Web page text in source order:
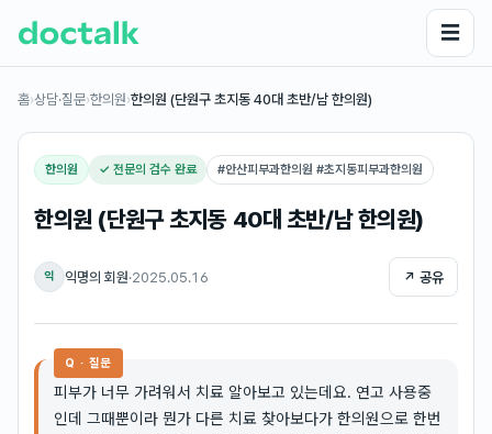
☰
홈›상담·질문›한의원›한의원 (단원구 초지동 40대 초반/남 한의원)
한의원 ✓ 전문의 검수 완료 #안산피부과한의원 #초지동피부과한의원
한의원 (단원구 초지동 40대 초반/남 한의원)
익 익명의 회원·2025.05.16 ↗ 공유
Q · 질문
피부가 너무 가려워서 치료 알아보고 있는데요. 연고 사용중
인데 그때뿐이라 뭔가 다른 치료 찾아보다가 한의원으로 한번